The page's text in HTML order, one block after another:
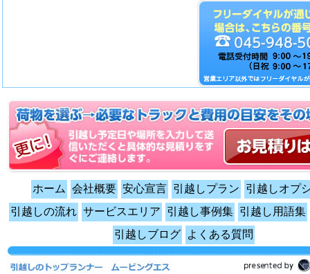
ホーム 会社概要 安心宣言 引越しプラン
引越しオプ
引越しの流れ サービスエリア 引越し事例集 引越し用語集
引越しブログ
よくある質問